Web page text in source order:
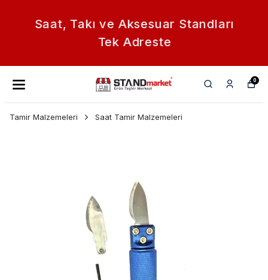
Saat, Takı ve Aksesuar Standları
Tek Adreste
0
Tamir Malzemeleri Saat Tamir Malzemeleri